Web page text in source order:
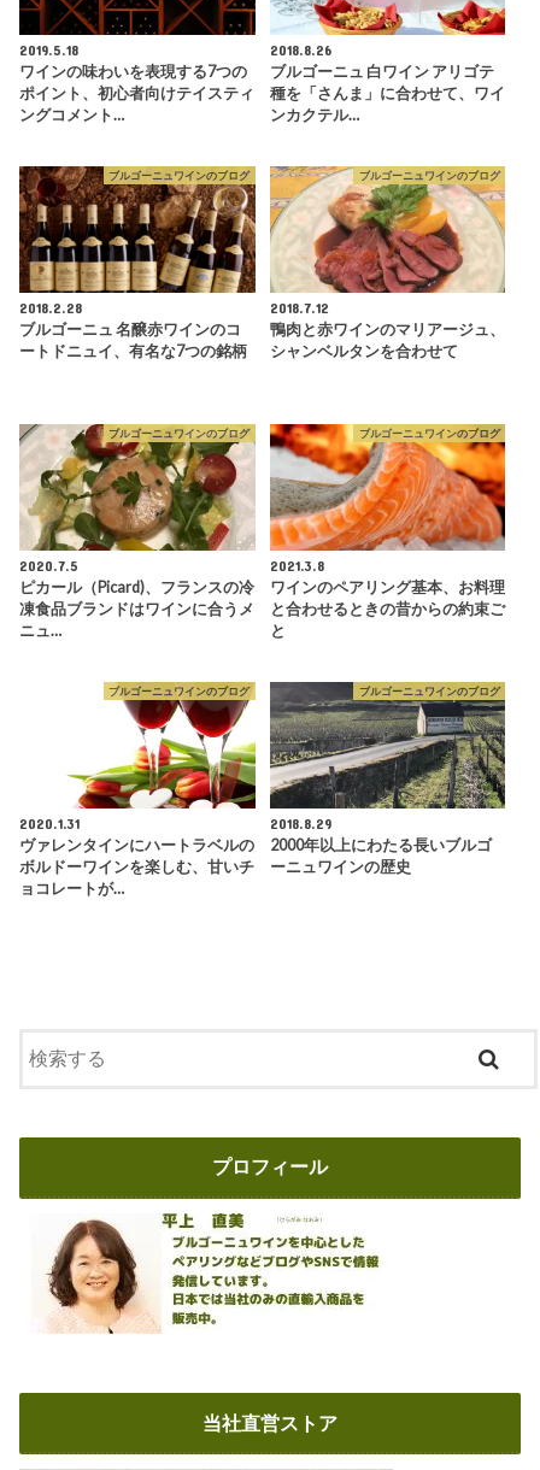
2019.5.18
ワインの味わいを表現する7つの
ポイント、初心者向けテイスティ
ングコメント…
2018.8.26
ブルゴーニュ 白ワイン アリゴテ
種を「さんま」に合わせて、ワイ
ンカクテル…
ブルゴーニュワインのブログ
2018.2.28
ブルゴーニュ 名醸赤ワインのコ
ートドニュイ、有名な7つの銘柄
ブルゴーニュワインのブログ
2018.7.12
鴨肉と赤ワインのマリアージュ、
シャンベルタンを合わせて
ブルゴーニュワインのブログ
2020.7.5
ピカール（Picard)、フランスの冷
凍食品ブランドはワインに合うメ
ニュ…
ブルゴーニュワインのブログ
2021.3.8
ワインのペアリング基本、お料理
と合わせるときの昔からの約束ご
と
ブルゴーニュワインのブログ
2020.1.31
ヴァレンタインにハートラベルの
ボルドーワインを楽しむ、甘いチ
ョコレートが…
ブルゴーニュワインのブログ
2018.8.29
2000年以上にわたる長いブルゴ
ーニュワインの歴史
プロフィール
当社直営ストア